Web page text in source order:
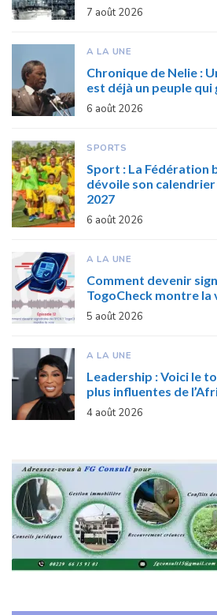
7 août 2026
A LA UNE
Chronique de Nelie :
est déjà un peuple qui
6 août 2026
SPORTS
Sport : La Fédération
dévoile son calendrier
2027
6 août 2026
A LA UNE
Comment devenir
TogoCheck montre la
5 août 2026
A LA UNE
Leadership : Voici le
plus influentes de
4 août 2026